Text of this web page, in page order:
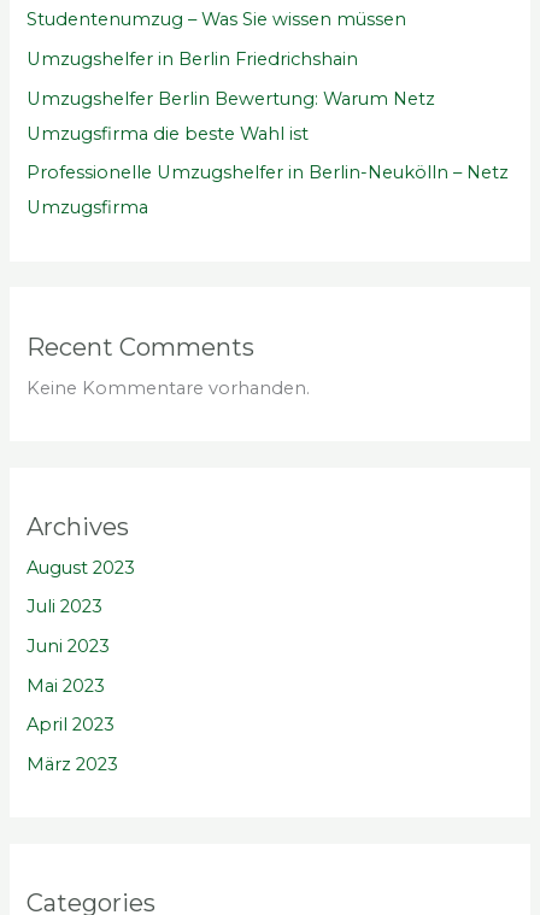
Studentenumzug – Was Sie wissen müssen
Umzugshelfer in Berlin Friedrichshain
Umzugshelfer Berlin Bewertung: Warum Netz
Umzugsfirma die beste Wahl ist
Professionelle Umzugshelfer in Berlin-Neukölln – Netz
Umzugsfirma
Recent Comments
Keine Kommentare vorhanden.
Archives
August 2023
Juli 2023
Juni 2023
Mai 2023
April 2023
März 2023
Categories